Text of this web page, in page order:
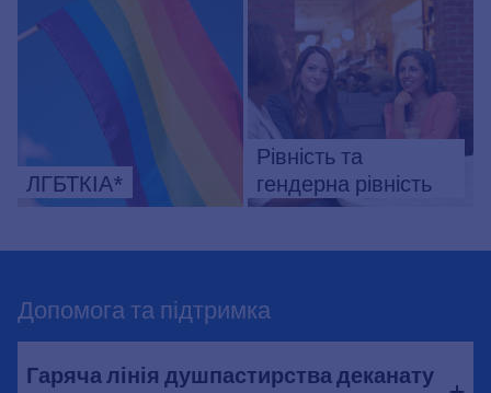
ЛГБТКІА*
Рівність та
гендерна рівність
Допомога та підтримка
Гаряча лінія душпастирства деканату